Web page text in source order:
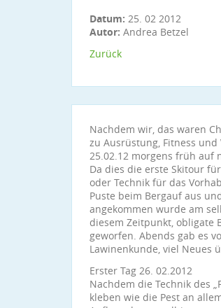
Datum: 25. 02 2012
Autor: Andrea Betzel
Zurück
Nachdem wir, das waren
zu Ausrüstung, Fitness
25.02.12 morgens früh auf
Da dies die erste Skitour
oder Technik für das
Puste beim Bergauf aus
angekommen wurde am
diesem Zeitpunkt, obligate
geworfen. Abends gab es
Lawinenkunde, viel Neues
Erster Tag 26. 02.2012
Nachdem die Technik des
kleben wie die Pest an